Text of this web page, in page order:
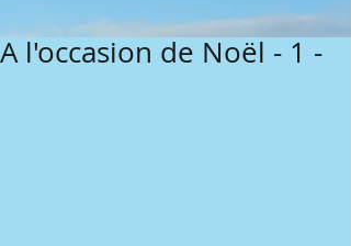
A l'occasion de Noël - 1 -